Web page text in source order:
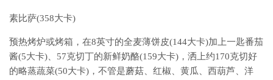
素比萨(358大卡)
预热烤炉或烤箱，在8英寸的全麦薄饼皮(144大卡)加上一匙番茄
酱(5大卡)、57克切丁的新鲜奶酪(159大卡)，洒上约170克切好
的略蒸蔬菜(50大卡)，不管是蘑菇、红椒、黄瓜、西葫芦、洋